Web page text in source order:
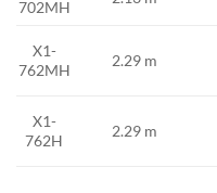
702MH
X1-
762MH
2.29 m
X1-
762H
2.29 m